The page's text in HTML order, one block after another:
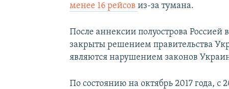
менее 16 рейсовиз-за тумана.
После аннексии полуострова
закрыты решением правительства
являются нарушением законов
По состоянию на октябрь 2017 года, с